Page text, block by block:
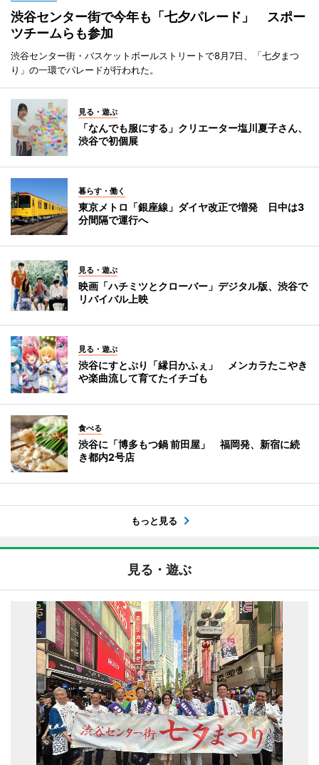
渋谷センター街で今年も「七夕パレード」 スポー
ツチームらも参加
渋谷センター街・バスケットボールストリートで8月7日、「七夕まつ
り」の一環でパレードが行われた。
見る・遊ぶ
「なんでも服にする」クリエーター塩川夏子さん、
渋谷で初個展
暮らす・働く
東京メトロ「銀座線」ダイヤ改正で増発 日中は3
分間隔で運行へ
見る・遊ぶ
映画「ハチミツとクローバー」デジタル版、渋谷で
リバイバル上映
見る・遊ぶ
渋谷にすとぷり「縁日かふぇ」 メンカラたこやき
や楽曲流して育てたイチゴも
食べる
渋谷に「博多もつ鍋 前田屋」 福岡発、新宿に続
き都内2号店
もっと見る
見る・遊ぶ